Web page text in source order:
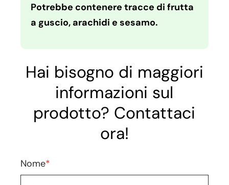
Potrebbe contenere tracce di frutta
a guscio, arachidi e sesamo.
Hai bisogno di maggiori
informazioni sul
prodotto? Contattaci
ora!
Nome*